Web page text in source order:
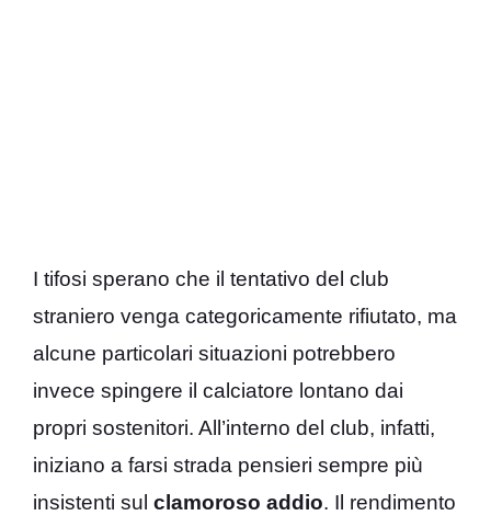
I tifosi sperano che il tentativo del club
straniero venga categoricamente rifiutato, ma
alcune particolari situazioni potrebbero
invece spingere il calciatore lontano dai
propri sostenitori. All’interno del club, infatti,
iniziano a farsi strada pensieri sempre più
insistenti sul clamoroso addio. Il rendimento